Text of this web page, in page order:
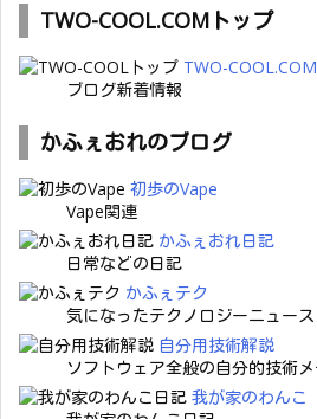
TWO-COOL.COMトップ
TWO-
ブログ新着情報
かふぇおれのブログ
初歩のVape
Vape関連
かふぇおれ日記
日常などの日記
かふぇテク
気になったテクノロジーニュース
自分用技術解説
ソフトウェア全般の自分的技術
我が家のわんこ